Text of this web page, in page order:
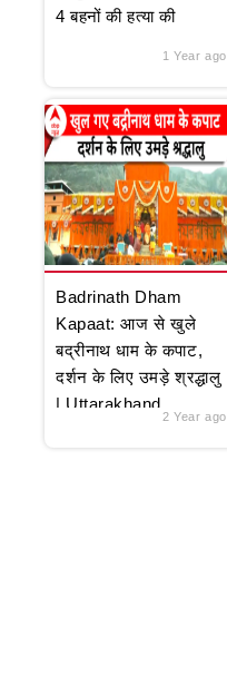
4 बहनों की हत्या की
1 Year ago
Badrinath Dham
Kapaat: आज से खुले
बद्रीनाथ धाम के कपाट,
दर्शन के लिए उमड़े श्रद्धालु
| Uttarakhand
2 Year ago